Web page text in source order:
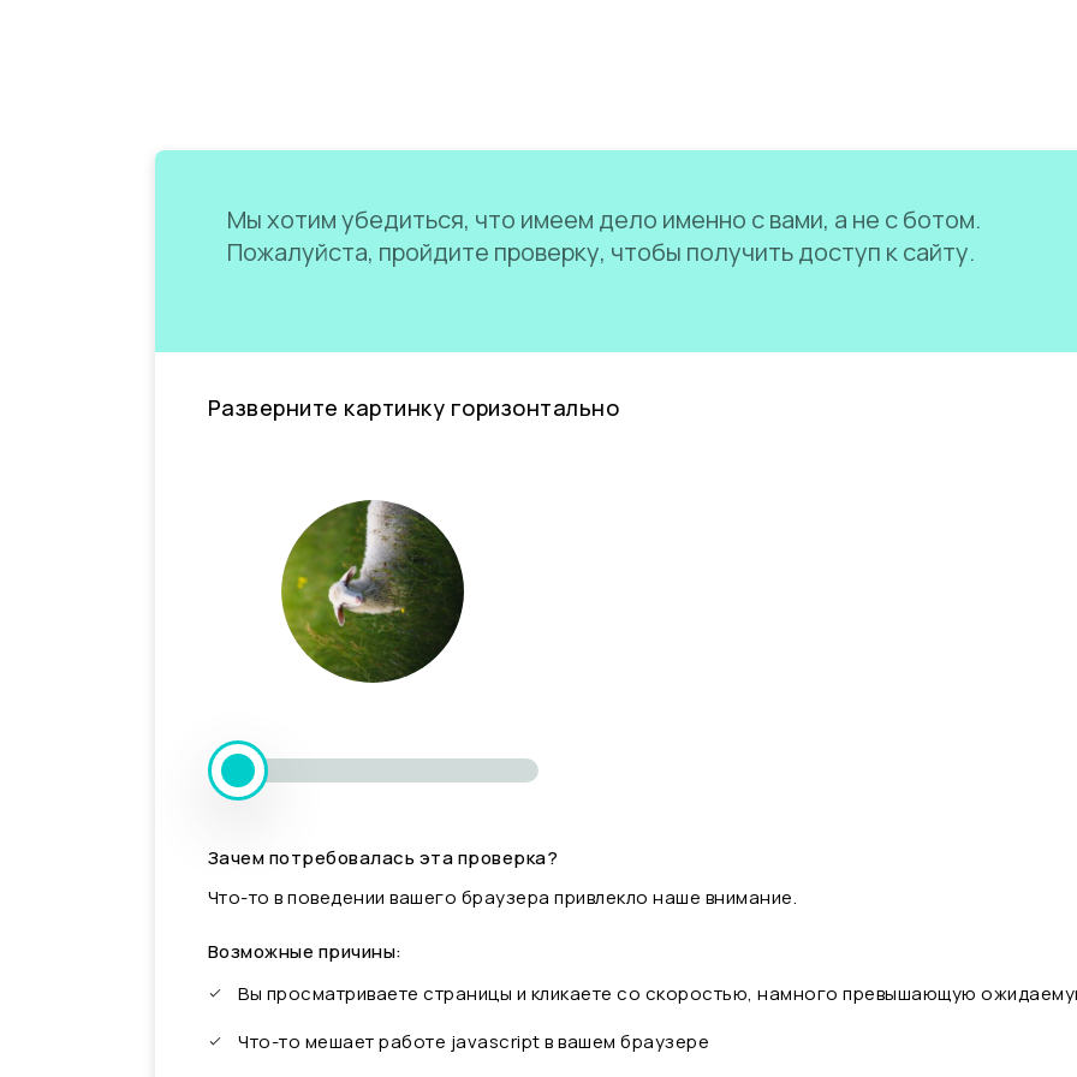
Мы хотим убедиться, что имеем дело именно с вами, а не с ботом.
Пожалуйста, пройдите проверку, чтобы получить доступ к сайту.
Разверните картинку горизонтально
Зачем потребовалась эта проверка?
Что-то в поведении вашего браузера привлекло наше внимание.
Возможные причины:
Вы просматриваете страницы и кликаете со скоростью, намного превышающую
Что-то мешает работе javascript в вашем браузере